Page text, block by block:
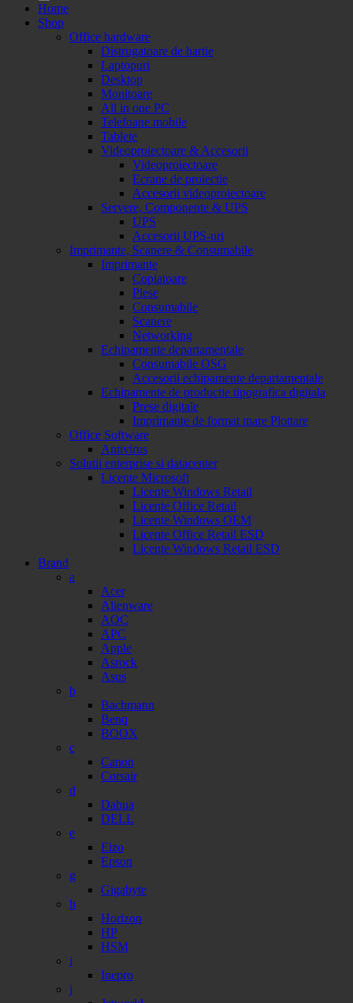
Home
Shop
Office hardware
Distrugatoare de hartie
Laptopuri
Desktop
Monitoare
All in one PC
Telefoane mobile
Tablete
Videoproiectoare & Accesorii
Videoproiectoare
Ecrane de proiectie
Accesorii videoproiectoare
Servere, Componente & UPS
UPS
Accesorii UPS-uri
Imprimante, Scanere & Consumabile
Imprimante
Copiatoare
Piese
Consumabile
Scanere
Networking
Echipamente departamentale
Consumabile OSG
Accesorii echipamente departamentale
Echipamente de productie tipografica digitala
Prese digitale
Imprimante de format mare Plottare
Office Software
Antivirus
Solutii enterprise si datacenter
Licente Microsoft
Licente Windows Retail
Licente Office Retail
Licente Windows OEM
Licente Office Retail ESD
Licente Windows Retail ESD
Brand
a
Acer
Alienware
AOC
APC
Apple
Asrock
Asus
b
Bachmann
Benq
BOOX
c
Canon
Corsair
d
Dahua
DELL
e
Eizo
Epson
g
Gigabyte
h
Horizon
HP
HSM
i
Inepro
j